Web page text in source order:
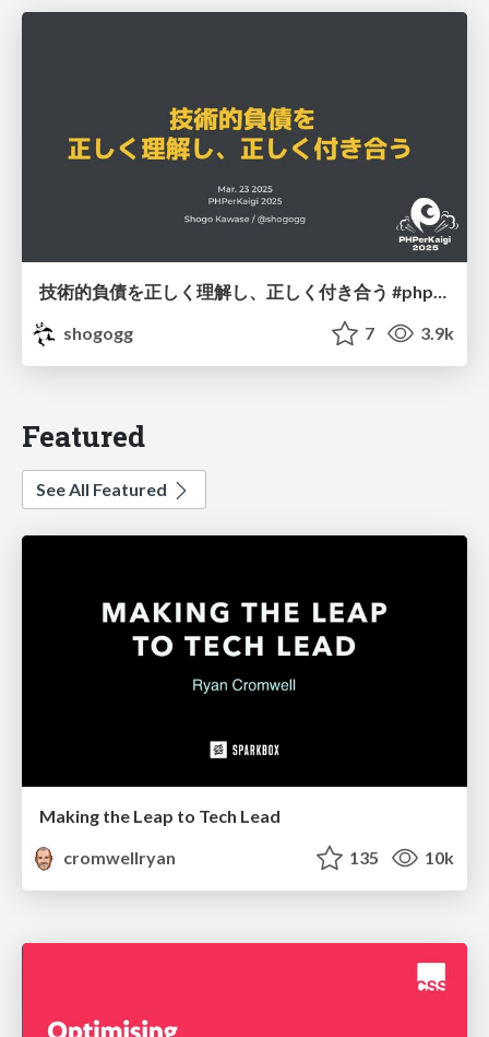
技術的負債を正しく理解し、正しく付き合う #phperkaigi / PHPerKaigi 2025
shogogg
7 3.9k
Featured
See All Featured
Making the Leap to Tech Lead
cromwellryan
135 10k